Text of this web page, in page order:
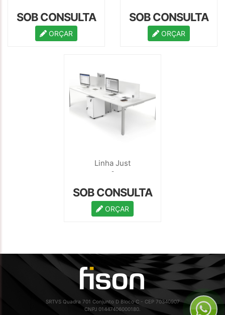
SOB CONSULTA
ORÇAR
SOB CONSULTA
ORÇAR
Linha Just
-
SOB CONSULTA
ORÇAR
SRTVS Quadra 701 Conjunto D Bloco C - CEP 70340907
CNPJ 01447406000180.